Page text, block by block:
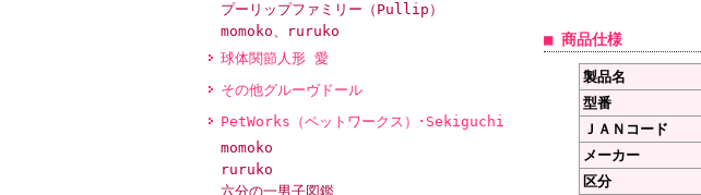
プーリップファミリー（Pullip）
momoko、ruruko
球体関節人形 愛
その他グルーヴドール
PetWorks（ペットワークス）･Sekiguchi
momoko
ruruko
六分の一男子図鑑
■ 商品仕様
製品名
型番
ＪＡＮコード
メーカー
区分